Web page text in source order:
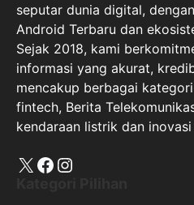
seputar dunia digital,
Android Terbaru dan
Sejak 2018, kami
informasi yang akurat,
mencakup berbagai
fintech, Berita
kendaraan listrik dan
X Facebook
Instagram